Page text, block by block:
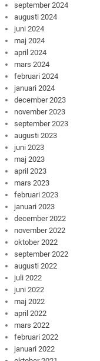
september 2024
augusti 2024
juni 2024
maj 2024
april 2024
mars 2024
februari 2024
januari 2024
december 2023
november 2023
september 2023
augusti 2023
juni 2023
maj 2023
april 2023
mars 2023
februari 2023
januari 2023
december 2022
november 2022
oktober 2022
september 2022
augusti 2022
juli 2022
juni 2022
maj 2022
april 2022
mars 2022
februari 2022
januari 2022